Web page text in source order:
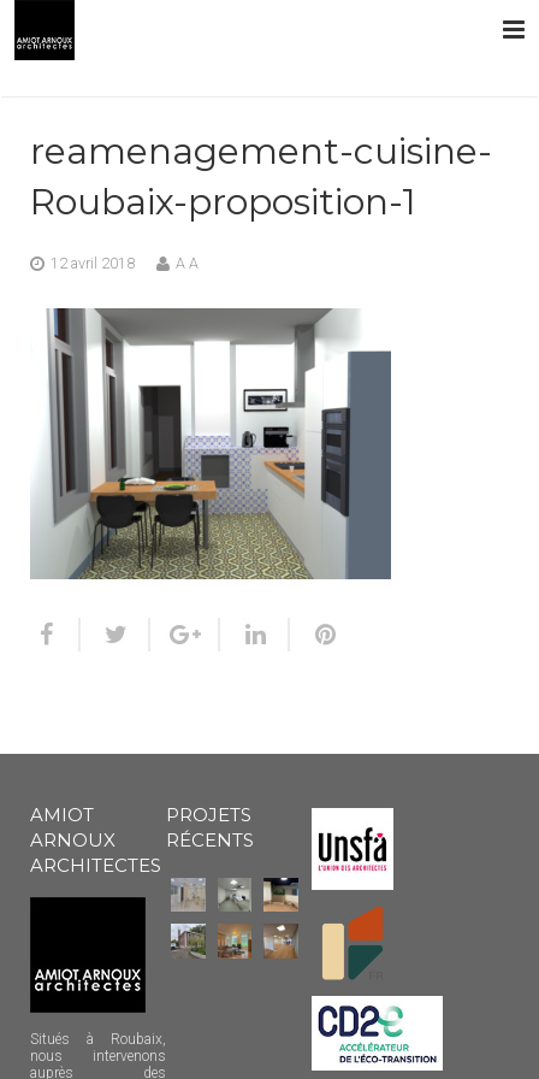
reamenagement-cuisine-
Roubaix-proposition-1
12 avril 2018 A A
AMIOT
ARNOUX
ARCHITECTES
Situés à Roubaix,
nous intervenons
auprès des
PROJETS
RÉCENTS